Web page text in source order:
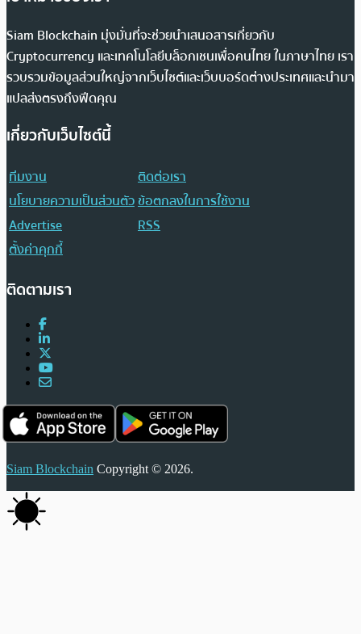
Siam Blockchain มุ่งมั่นที่จะช่วยนำเสนอสารเกี่ยวกับ
Cryptocurrency และเทคโนโลยีบล็อกเชนเพื่อคนไทย ในภาษาไทย เรา
รวบรวมข้อมูลส่วนใหญ่จากเว็บไซต์และเว็บบอร์ดต่างประเทศและนำมา
แปลส่งตรงถึงฟีดคุณ
เกี่ยวกับเว็บไซต์นี้
ทีมงาน
ติดต่อเรา
นโยบายความเป็นส่วนตัวข้อตกลงในการใช้งาน
Advertise
RSS
ตั้งค่าคุกกี้
ติดตามเรา
Siam Blockchain Copyright © 2026.